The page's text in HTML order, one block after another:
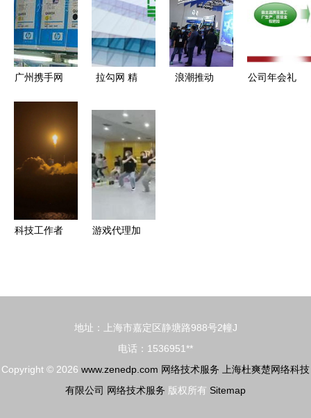
石
络技术服务
被依法处罚
家时代
解决方案及
网络技术服
广州携手网
鼓产品与网
络技术服务
的双重赋能
拉勾网 精
站式网络技
术服务专家
浪潮推动
公司年会礼
科技工作者
游戏代理加
地址：上海市嘉定区静塘路988号2幢J
电话：1536951**
Copyright © 2026 www.zenedp.com 网络技术服务
上海杜爽楚网络科技
有限公司 网络技术服务 版权所有 Sitemap